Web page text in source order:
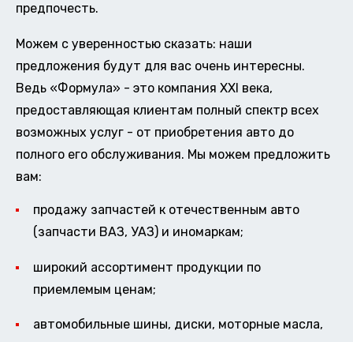
предпочесть.
Можем с уверенностью сказать: наши
предложения будут для вас очень интересны.
Ведь «Формула» - это компания XXI века,
предоставляющая клиентам полный спектр всех
возможных услуг - от приобретения авто до
полного его обслуживания. Мы можем предложить
вам:
продажу запчастей к отечественным авто
(запчасти ВАЗ, УАЗ) и иномаркам;
широкий ассортимент продукции по
приемлемым ценам;
автомобильные шины, диски, моторные масла,